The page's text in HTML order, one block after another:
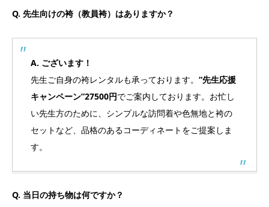
Q. 先生向けの袴（教員袴）はありますか？
A. ございます！
先生ご自身の袴レンタルも承っております。 “先生応援
キャンペーン”27500円でご案内しております。お忙し
い先生方のために、シンプルな訪問着や色無地と袴の
セットなど、品格のあるコーディネートをご提案しま
す。
Q. 当日の持ち物は何ですか？